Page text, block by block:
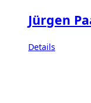
Jürgen
Details